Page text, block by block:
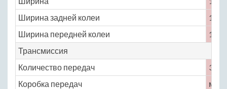
Ширина задней колеи
1220
Ширина передней колеи
1220
Трансмиссия
Количество передач
3
Коробка передач